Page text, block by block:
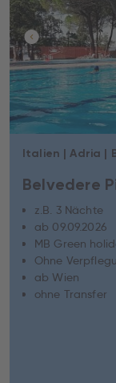
Italien | Adria |
Belvedere
z.B. 3 Nächte
ab 09.09.2026
MB Green
Ohne
ab Wien
ohne Transfer